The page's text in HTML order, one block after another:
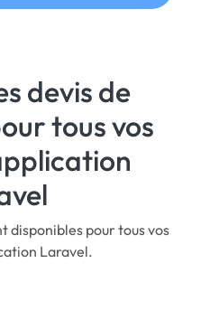
devis de
tous vos
disponibles pour tous vos
Laravel.